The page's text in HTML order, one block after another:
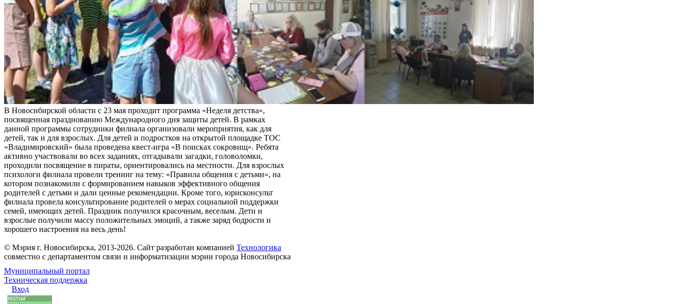
В Новосибирской области с 23 мая проходит программа «Неделя детства»,
посвященная празднованию Международного дня защиты детей. В рамках
данной программы сотрудники филиала организовали мероприятия, как для
детей, так и для взрослых. Для детей и подростков на открытой площадке ТОС
«Владимировский» была проведена квест-игра «В поисках сокровищ». Ребята
активно участвовали во всех заданиях, отгадывали загадки, головоломки,
проходили посвящение в пираты, ориентировались на местности. Для взрослых
психологи филиала провели тренинг на тему: «Правила общения с детьми», на
котором познакомили с формированием навыков эффективного общения
родителей с детьми и дали ценные рекомендации. Кроме того, юрисконсульт
филиала провела консультирование родителей о мерах социальной поддержки
семей, имеющих детей. Праздник получился красочным, веселым. Дети и
взрослые получили массу положительных эмоций, а также заряд бодрости и
хорошего настроения на весь день!
© Мэрия г. Новосибирска, 2013-2026. Сайт разработан компанией Технологика
совместно с департаментом связи и информатизации мэрии города Новосибирска
Муниципальный портал
Техническая поддержка
Вход